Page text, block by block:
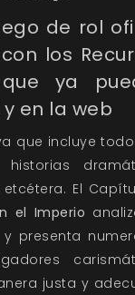
de rol
los
ya
en la web
que incluye
El
el Imperio
presenta
justa y